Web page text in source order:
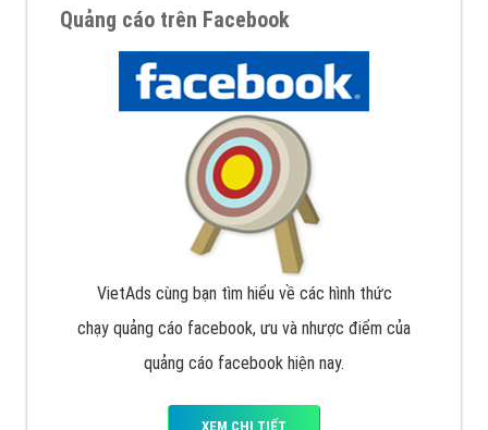
Quảng cáo trên Facebook
VietAds cùng bạn tìm hiểu về các hình thức
chạy quảng cáo facebook, ưu và nhược điểm của
quảng cáo facebook hiện nay.
XEM CHI TIẾT